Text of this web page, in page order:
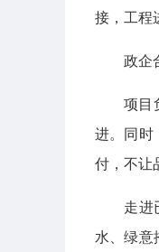
接，工程
政企
项目
进。同时
付，不让
走进
水、绿意